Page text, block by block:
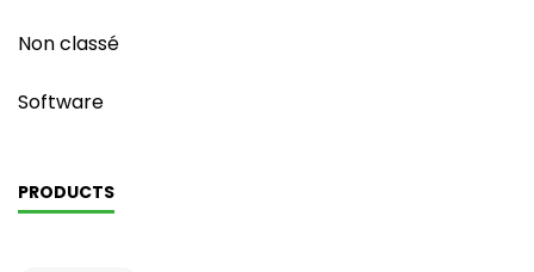
Non classé
Software
PRODUCTS